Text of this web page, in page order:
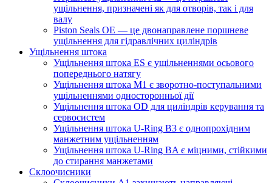
ущільнення, призначені як для отворів, так і для
валу
Piston Seals OE — це двонаправлене поршневе
ущільнення для гідравлічних циліндрів
Ущільнення штока
Ущільнення штока ES є ущільненнями осьового
попереднього натягу
Ущільнення штока M1 є зворотно-поступальними
ущільненнями односторонньої дії
Ущільнення штока OD для циліндрів керування та
сервосистем
Ущільнення штока U-Ring B3 є однопрохідним
манжетним ущільненням
Ущільнення штока U-Ring BA є міцними, стійкими
до стирання манжетами
Склоочисники